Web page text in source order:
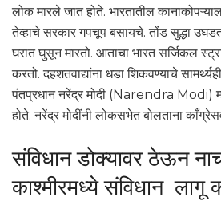
लोक मारले जात होते. भारतातील
तेव्हाचे सरकार गपचूप बसायचे. तोंड सुद्धा
घरात घुसून मारतो. आताचा भारत सर्जिकल
करतो. दहशतवाद्यांना धडा शिकवण्याचे
पंतप्रधान नरेंद्र मोदी (Narendra Modi)
होते. नरेंद्र मोदींनी लोकसभेत बोलताना
संविधान डोक्यावर ठेऊन
काश्मीरमध्ये संविधान लागू